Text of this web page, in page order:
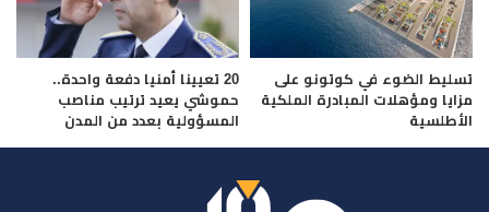
تسليط الضوء في كوتونو على
مزايا ومؤهلات المبادرة الملكية
الأطلسية
20 تعيينا أمنيا دفعة واحدة..
حموشي يعيد ترتيب مناصب
المسؤولية بعدد من المدن